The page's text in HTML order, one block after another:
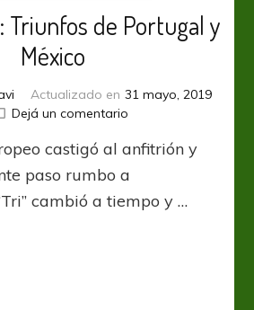
Triunfos de Portugal y
México
Actualizado en 31 mayo, 2019
Dejá un comentarioen
Cup:
Triunfos
Portugal
castigó al anfitrión y
paso rumbo a
cambió a tiempo y …